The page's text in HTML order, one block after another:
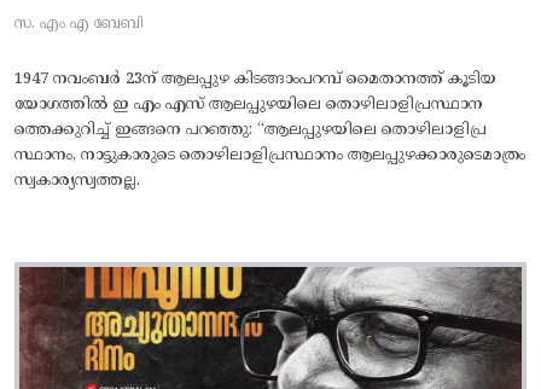
സ. എം എ ബേബി
1947 നവംബർ 23ന് ആലപ്പുഴ കിടങ്ങാംപറമ്പ്‌ മൈതാനത്ത്‌ കൂടിയ
യോഗത്തിൽ ഇ എം എസ് ആലപ്പുഴയിലെ തൊഴിലാളിപ്രസ്ഥാന
ത്തെക്കുറിച്ച് ഇങ്ങനെ പറഞ്ഞു: “ആലപ്പുഴയിലെ തൊഴിലാളിപ്ര
സ്ഥാനം, നാട്ടുകാരുടെ തൊഴിലാളിപ്രസ്ഥാനം ആലപ്പുഴക്കാരുടെമാത്രം
സ്വകാര്യസ്വത്തല്ല.